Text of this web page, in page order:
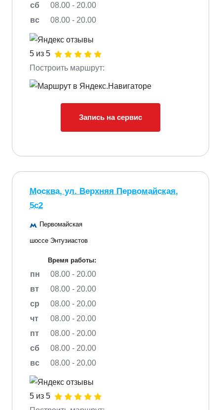
сб
08.00 - 20.00
вс
08.00 - 20.00
5 из 5
Построить маршрут:
Запись на сервис
Москва, ул. Верхняя Первомайская,
5с2
Первомайская
шоссе Энтузиастов
Время работы:
пн
08.00 - 20.00
вт
08.00 - 20.00
ср
08.00 - 20.00
чт
08.00 - 20.00
пт
08.00 - 20.00
сб
08.00 - 20.00
вс
08.00 - 20.00
5 из 5